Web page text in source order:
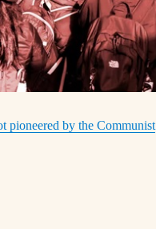
pioneered by the Communist